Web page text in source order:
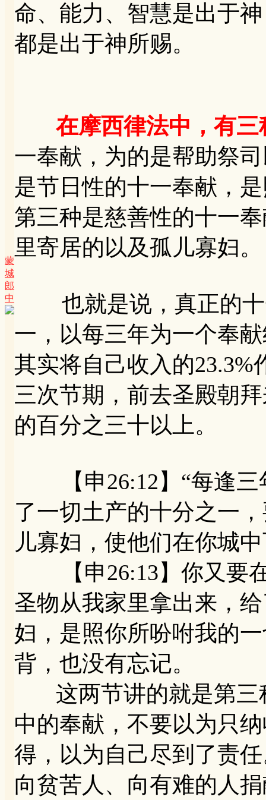
蒙
城
郎
中
命、能力、智慧是出于
都是出于神所赐。
在摩西律法中，有
一奉献，为的是帮助祭
是节日性的十一奉献，
第三种是慈善性的十一
里寄居的以及孤儿寡妇。
也就是说，真正的十
一，以每三年为一个奉
其实将自己收入的
三次节期，前去圣殿朝
的百分之三十以上。
【申26:12】“每逢三
了一切土产的十分之一
儿寡妇，使他们在你城
【申26:13】你又要
圣物从我家里拿出来，
妇，是照你所吩咐我的
背，也没有忘记。
这两节讲的就是第三
中的奉献，不要以为只
得，以为自己尽到了责
向贫苦人、向有难的人